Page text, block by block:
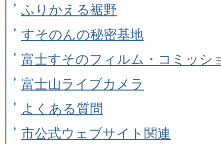
ふりかえる裾野
すそのんの秘密基地
富士すそのフィルム・コミッシ
富士山ライブカメラ
よくある質問
市公式ウェブサイト関連